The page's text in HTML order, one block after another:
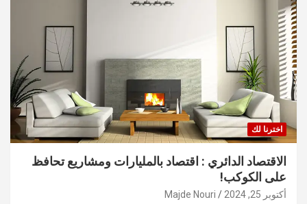
اخترنا لك
الاقتصاد الدائري : اقتصاد بالمليارات ومشاريع تحافظ
على الكوكب!
أكتوبر 25, 2024 Majde Nouri